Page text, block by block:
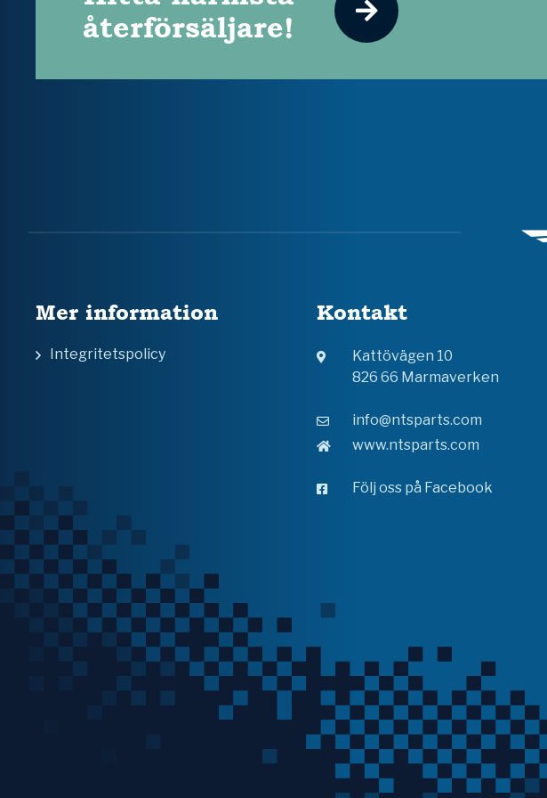
återförsäljare!
Mer information
Integritetspolicy
Kontakt
Kattövägen 10
826 66 Marmaverken
info@ntsparts.com
www.ntsparts.com
Följ oss på Facebook